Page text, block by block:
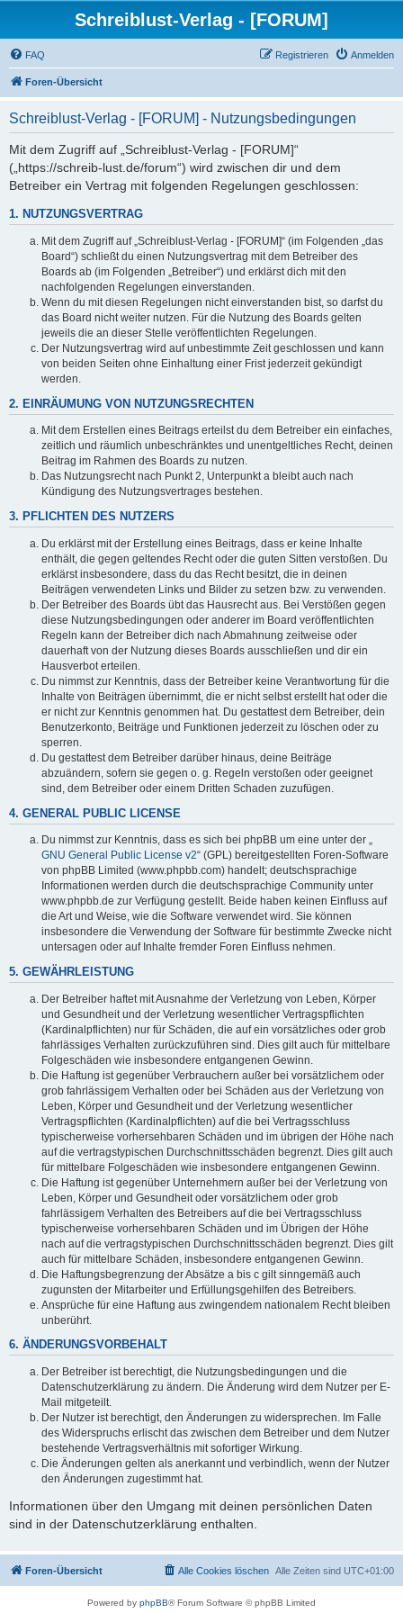
Schreiblust-Verlag - [FORUM]
FAQ Anmelden
Registrieren
Foren-Übersicht
Schreiblust-Verlag - [FORUM] - Nutzungsbedingungen
Mit dem Zugriff auf „Schreiblust-Verlag - [FORUM]“
(„https://schreib-lust.de/forum“) wird zwischen dir und dem
Betreiber ein Vertrag mit folgenden Regelungen geschlossen:
1. NUTZUNGSVERTRAG
Mit dem Zugriff auf „Schreiblust-Verlag - [FORUM]“ (im Folgenden „das
Board“) schließt du einen Nutzungsvertrag mit dem Betreiber des
Boards ab (im Folgenden „Betreiber“) und erklärst dich mit den
nachfolgenden Regelungen einverstanden.
Wenn du mit diesen Regelungen nicht einverstanden bist, so darfst du
das Board nicht weiter nutzen. Für die Nutzung des Boards gelten
jeweils die an dieser Stelle veröffentlichten Regelungen.
Der Nutzungsvertrag wird auf unbestimmte Zeit geschlossen und kann
von beiden Seiten ohne Einhaltung einer Frist jederzeit gekündigt
werden.
2. EINRÄUMUNG VON NUTZUNGSRECHTEN
Mit dem Erstellen eines Beitrags erteilst du dem Betreiber ein einfaches,
zeitlich und räumlich unbeschränktes und unentgeltliches Recht, deinen
Beitrag im Rahmen des Boards zu nutzen.
Das Nutzungsrecht nach Punkt 2, Unterpunkt a bleibt auch nach
Kündigung des Nutzungsvertrages bestehen.
3. PFLICHTEN DES NUTZERS
Du erklärst mit der Erstellung eines Beitrags, dass er keine Inhalte
enthält, die gegen geltendes Recht oder die guten Sitten verstoßen. Du
erklärst insbesondere, dass du das Recht besitzt, die in deinen
Beiträgen verwendeten Links und Bilder zu setzen bzw. zu verwenden.
Der Betreiber des Boards übt das Hausrecht aus. Bei Verstößen gegen
diese Nutzungsbedingungen oder anderer im Board veröffentlichten
Regeln kann der Betreiber dich nach Abmahnung zeitweise oder
dauerhaft von der Nutzung dieses Boards ausschließen und dir ein
Hausverbot erteilen.
Du nimmst zur Kenntnis, dass der Betreiber keine Verantwortung für die
Inhalte von Beiträgen übernimmt, die er nicht selbst erstellt hat oder die
er nicht zur Kenntnis genommen hat. Du gestattest dem Betreiber, dein
Benutzerkonto, Beiträge und Funktionen jederzeit zu löschen oder zu
sperren.
Du gestattest dem Betreiber darüber hinaus, deine Beiträge
abzuändern, sofern sie gegen o. g. Regeln verstoßen oder geeignet
sind, dem Betreiber oder einem Dritten Schaden zuzufügen.
4. GENERAL PUBLIC LICENSE
Du nimmst zur Kenntnis, dass es sich bei phpBB um eine unter der „
GNU General Public License v2“ (GPL) bereitgestellten Foren-Software
von phpBB Limited (www.phpbb.com) handelt; deutschsprachige
Informationen werden durch die deutschsprachige Community unter
www.phpbb.de zur Verfügung gestellt. Beide haben keinen Einfluss auf
die Art und Weise, wie die Software verwendet wird. Sie können
insbesondere die Verwendung der Software für bestimmte Zwecke nicht
untersagen oder auf Inhalte fremder Foren Einfluss nehmen.
5. GEWÄHRLEISTUNG
Der Betreiber haftet mit Ausnahme der Verletzung von Leben, Körper
und Gesundheit und der Verletzung wesentlicher Vertragspflichten
(Kardinalpflichten) nur für Schäden, die auf ein vorsätzliches oder grob
fahrlässiges Verhalten zurückzuführen sind. Dies gilt auch für mittelbare
Folgeschäden wie insbesondere entgangenen Gewinn.
Die Haftung ist gegenüber Verbrauchern außer bei vorsätzlichem oder
grob fahrlässigem Verhalten oder bei Schäden aus der Verletzung von
Leben, Körper und Gesundheit und der Verletzung wesentlicher
Vertragspflichten (Kardinalpflichten) auf die bei Vertragsschluss
typischerweise vorhersehbaren Schäden und im übrigen der Höhe nach
auf die vertragstypischen Durchschnittsschäden begrenzt. Dies gilt auch
für mittelbare Folgeschäden wie insbesondere entgangenen Gewinn.
Die Haftung ist gegenüber Unternehmern außer bei der Verletzung von
Leben, Körper und Gesundheit oder vorsätzlichem oder grob
fahrlässigem Verhalten des Betreibers auf die bei Vertragsschluss
typischerweise vorhersehbaren Schäden und im Übrigen der Höhe
nach auf die vertragstypischen Durchschnittsschäden begrenzt. Dies gilt
auch für mittelbare Schäden, insbesondere entgangenen Gewinn.
Die Haftungsbegrenzung der Absätze a bis c gilt sinngemäß auch
zugunsten der Mitarbeiter und Erfüllungsgehilfen des Betreibers.
Ansprüche für eine Haftung aus zwingendem nationalem Recht bleiben
unberührt.
6. ÄNDERUNGSVORBEHALT
Der Betreiber ist berechtigt, die Nutzungsbedingungen und die
Datenschutzerklärung zu ändern. Die Änderung wird dem Nutzer per E-
Mail mitgeteilt.
Der Nutzer ist berechtigt, den Änderungen zu widersprechen. Im Falle
des Widerspruchs erlischt das zwischen dem Betreiber und dem Nutzer
bestehende Vertragsverhältnis mit sofortiger Wirkung.
Die Änderungen gelten als anerkannt und verbindlich, wenn der Nutzer
den Änderungen zugestimmt hat.
Informationen über den Umgang mit deinen persönlichen Daten
sind in der Datenschutzerklärung enthalten.
Foren-Übersicht Alle Zeiten sind UTC+01:00
Alle Cookies löschen
Powered by phpBB® Forum Software © phpBB Limited